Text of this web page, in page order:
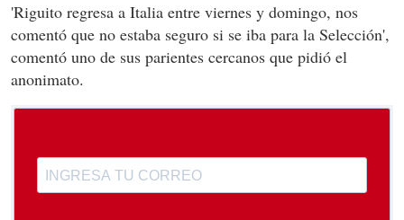
'Riguito regresa a Italia entre viernes y domingo, nos
comentó que no estaba seguro si se iba para la Selección',
comentó uno de sus parientes cercanos que pidió el
anonimato.